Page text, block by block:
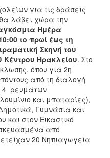
για τις δράσεις
λάβει χώρα την
Ημέρα
το πρωί έως τη
Σκηνή του
Κέντρου Ηρακλείου. Στο
όπου για 2η
από τη διαλογή
4 ρευμάτων
και μπαταρίες),
Γυμνάσια και
και στον Εικαστικό
από
20 Νηπιαγωγεία